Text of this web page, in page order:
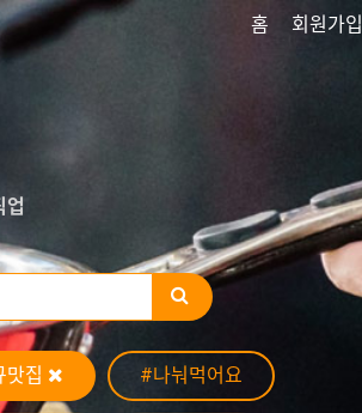
업
맛집 #나눠먹어요
홈 회원가입